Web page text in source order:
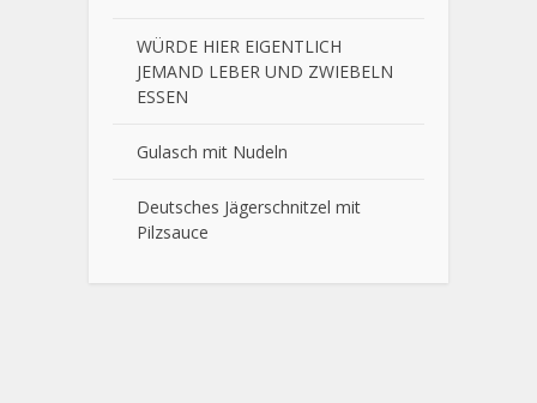
WÜRDE HIER EIGENTLICH
JEMAND LEBER UND ZWIEBELN
ESSEN
Gulasch mit Nudeln
Deutsches Jägerschnitzel mit
Pilzsauce